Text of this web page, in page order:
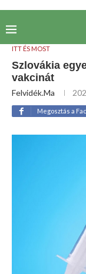
ITT ÉS MOST
Szlovákia
vakcinát
Felvidék.ma
Megosztás a